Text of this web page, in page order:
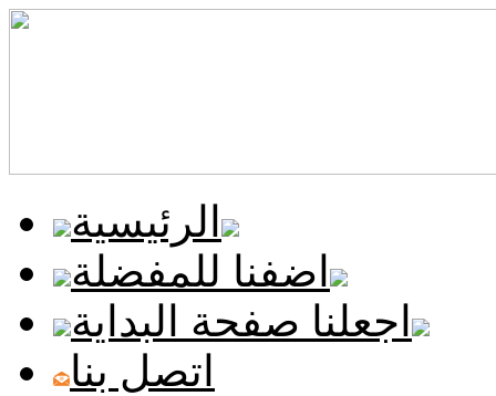
الرئيسية
اضفنا للمفضلة
اجعلنا صفحة البداية
اتصل بنا